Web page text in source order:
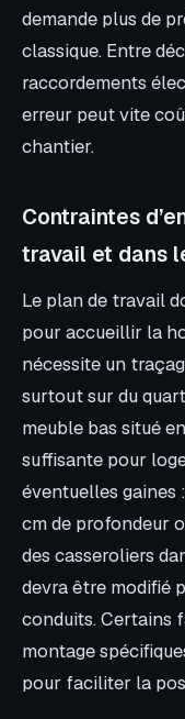
demande plus de
classique. Entre
raccordements
erreur peut vite
chantier.
Contraintes
travail et dans
Le plan de travail
pour accueillir la
nécessite un
surtout sur du
meuble bas situé
suffisante pour
éventuelles
cm de profondeur
des casseroliers
devra être modifié
conduits. Certains
montage
pour faciliter la